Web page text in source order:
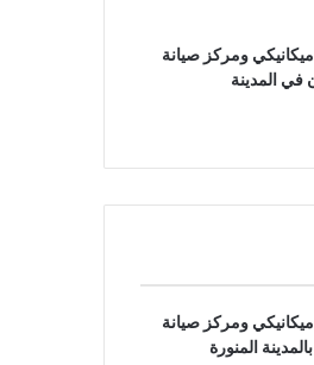
ومركز صيانة
في المدينة
ومركز صيانة
المنورة